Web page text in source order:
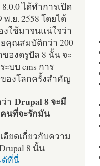
ได้ทำการเปิด
.ย. 2558 โดยได้
ใช้มาจนแน่ใจว่า
คุณสมบัติกว่า 200
องดรูปัล 8 นั้น จะ
ะบบ cms การ
องโลกครั้งสำคัญ
า Drupal 8 จะมี
นที่จะรักมัน
อียดเกี่ยวกับความ
8 นั้น
ด้ที่นี่